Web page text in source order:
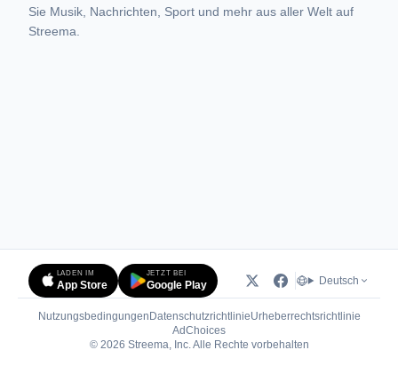
Sie Musik, Nachrichten, Sport und mehr aus aller Welt auf
Streema.
LADEN IM
App Store
JETZT BEI
Google Play Deutsch
Nutzungsbedingungen DatenschutzrichtlinieUrheberrechtsrichtlinie
AdChoices(öffnet in neuem Tab)
© 2026 Streema, Inc. Alle Rechte vorbehalten